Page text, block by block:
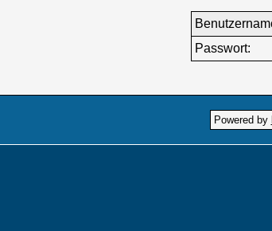
Passwort:
Powered by